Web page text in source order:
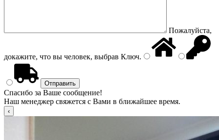
Пожалуйста,
докажите, что вы человек, выбрав Ключ.
Спасибо за Ваше сообщение!
Наш менеджер свяжется с Вами в ближайшее время.